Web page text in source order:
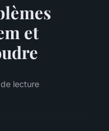
et
lecture